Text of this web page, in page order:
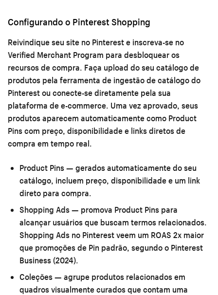
Configurando o Pinterest Shopping
Reivindique seu site no Pinterest e inscreva-se no
Verified Merchant Program para desbloquear os
recursos de compra. Faça upload do seu catálogo de
produtos pela ferramenta de ingestão de catálogo do
Pinterest ou conecte-se diretamente pela sua
plataforma de e-commerce. Uma vez aprovado, seus
produtos aparecem automaticamente como Product
Pins com preço, disponibilidade e links diretos de
compra em tempo real.
Product Pins— gerados automaticamente do seu
catálogo, incluem preço, disponibilidade e um link
direto para compra.
Shopping Ads— promova Product Pins para
alcançar usuários que buscam termos relacionados.
Shopping Ads no Pinterest veem um ROAS 2x maior
que promoções de Pin padrão, segundo o Pinterest
Business (2024).
Coleções— agrupe produtos relacionados em
quadros visualmente curados que contam uma